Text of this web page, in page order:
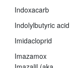
Indoxacarb
Indolylbutyric acid
Imidacloprid
Imazamox